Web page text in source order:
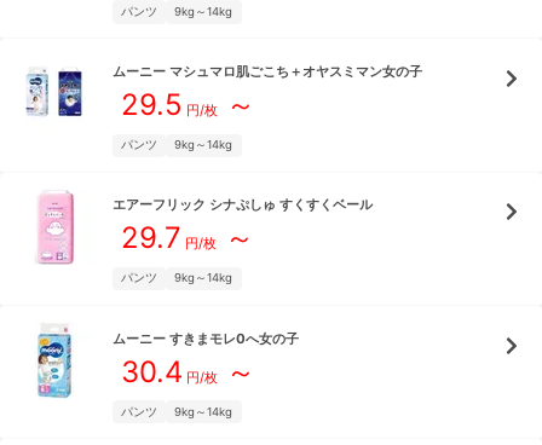
パンツ 9kg～14kg
ムーニー マシュマロ肌ごこち＋オヤスミマン女の子
29.5 円/枚～
パンツ 9kg～14kg
エアーフリック シナぷしゅ すくすくベール
29.7 円/枚～
パンツ 9kg～14kg
ムーニー すきまモレ0へ女の子
30.4 円/枚～
パンツ 9kg～14kg